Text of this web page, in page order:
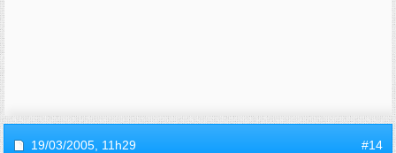
19/03/2005, 11h29 #14